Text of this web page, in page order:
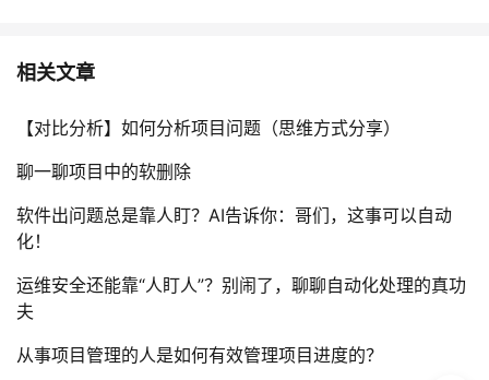
相关文章
【对比分析】如何分析项目问题（思维方式分享）
聊一聊项目中的软删除
软件出问题总是靠人盯？AI告诉你：哥们，这事可以自动
化！
运维安全还能靠“人盯人”？别闹了，聊聊自动化处理的真功
夫
从事项目管理的人是如何有效管理项目进度的？